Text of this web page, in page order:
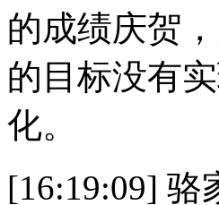
的成绩庆贺
的目标没有
化。
[16:19:09]